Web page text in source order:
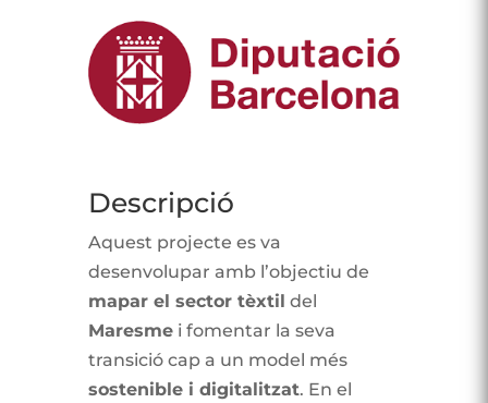
Descripció
Aquest projecte es va
desenvolupar amb l’objectiu de
mapar el sector tèxtil del
Maresmei fomentar la seva
transició cap a un model més
sostenible i digitalitzat. En el